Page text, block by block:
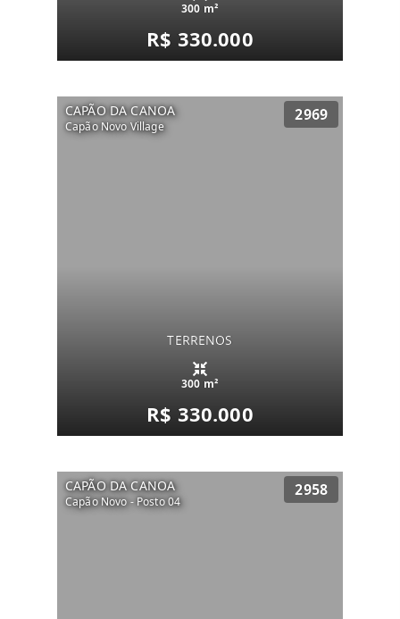
300 m²
R$ 330.000
CAPÃO DA CANOA
Capão Novo Village
2969
TERRENOS
300 m²
R$ 330.000
CAPÃO DA CANOA
Capão Novo - Posto 04
2958